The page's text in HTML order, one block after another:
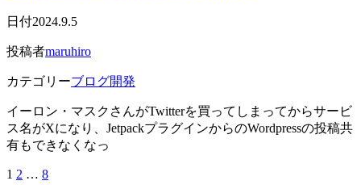
日付2024.9.5
投稿者maruhiro
カテゴリーブログ開発
イーロン・マスクさんがTwitterを買ってしまってからサービ
ス名がXになり、JetpackプラグインからのWordpressの投稿共
有もできなくなっ
1 2 … 8